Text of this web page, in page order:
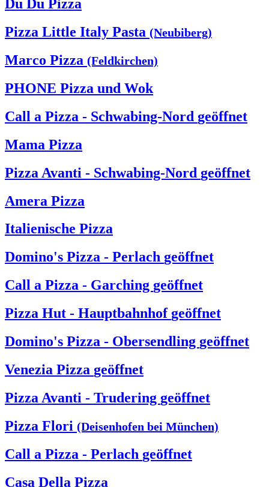
Du Du Pizza
Pizza Little Italy Pasta (Neubiberg)
Marco Pizza (Feldkirchen)
PHONE Pizza und Wok
Call a Pizza - Schwabing-Nord geöffnet
Mama Pizza
Pizza Avanti - Schwabing-Nord geöffnet
Amera Pizza
Italienische Pizza
Domino's Pizza - Perlach geöffnet
Call a Pizza - Garching geöffnet
Pizza Hut - Hauptbahnhof geöffnet
Domino's Pizza - Obersendling geöffnet
Venezia Pizza geöffnet
Pizza Avanti - Trudering geöffnet
Pizza Flori (Deisenhofen bei München)
Call a Pizza - Perlach geöffnet
Casa Della Pizza